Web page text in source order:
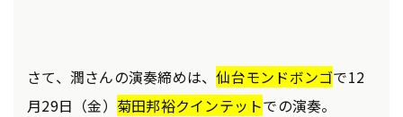
さて、潤さんの演奏締めは、仙台モンドボンゴで12
月29日（金） 菊田邦裕クインテットでの演奏。